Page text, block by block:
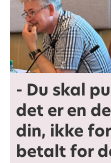
- Du skal
det er en
din, ikke
betalt for